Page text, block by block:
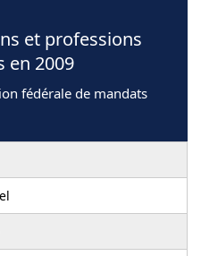
et professions
en 2009
fédérale de mandats